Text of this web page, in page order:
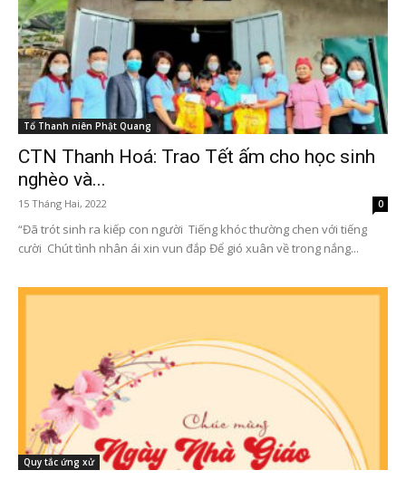
Tổ Thanh niên Phật Quang
CTN Thanh Hoá: Trao Tết ấm cho học sinh
nghèo và...
15 Tháng Hai, 2022 0
“Đã trót sinh ra kiếp con người Tiếng khóc thường chen với tiếng
cười Chút tình nhân ái xin vun đắp Để gió xuân về trong nắng...
Quy tắc ứng xử